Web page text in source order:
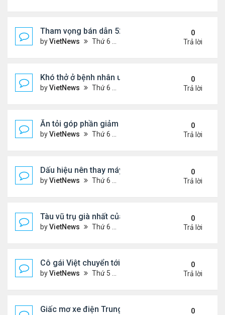
Tham vọng bán dẫn 52 tỷ USD 'khó nhằn' của Mỹ
byVietNews Thứ 6 Tháng 8 19, 2022 5:14 pm
0
Trả lời
Khó thở ở bệnh nhân ung thư phổi
byVietNews Thứ 6 Tháng 8 19, 2022 5:13 pm
0
Trả lời
Ăn tỏi góp phần giảm cholesterol 'xấu'
byVietNews Thứ 6 Tháng 8 19, 2022 5:11 pm
0
Trả lời
Dấu hiệu nên thay máy giặt mới
byVietNews Thứ 6 Tháng 8 19, 2022 5:09 pm
0
Trả lời
Tàu vũ trụ già nhất của NASA tròn 45 tuổi
byVietNews Thứ 6 Tháng 8 19, 2022 4:29 pm
0
Trả lời
Cô gái Việt chuyển tới Nepal sống vì mê leo núi
byVietNews Thứ 5 Tháng 8 18, 2022 5:32 pm
0
Trả lời
Giấc mơ xe điện Trung Quốc: Các hãng công
0